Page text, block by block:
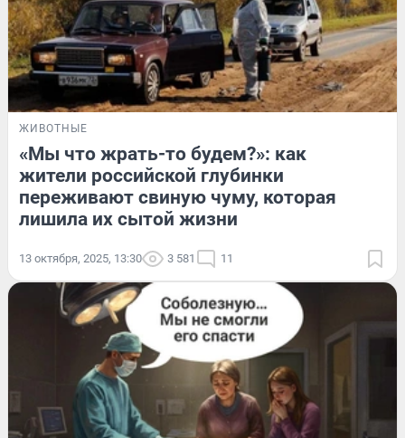
ЖИВОТНЫЕ
«Мы что жрать-то будем?»: как
жители российской глубинки
переживают свиную чуму, которая
лишила их сытой жизни
13 октября, 2025, 13:30 3 581 11